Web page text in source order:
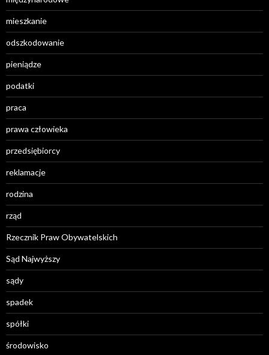
mieszkanie
odszkodowanie
pieniądze
podatki
praca
prawa człowieka
przedsiębiorcy
reklamacje
rodzina
rząd
Rzecznik Praw Obywatelskich
Sąd Najwyższy
sądy
spadek
spółki
środowisko